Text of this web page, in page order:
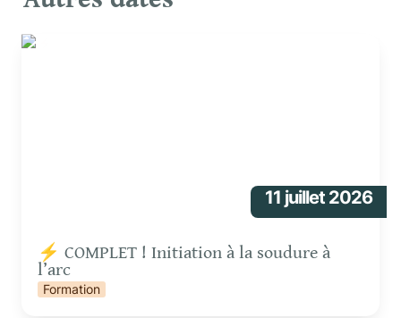
⚡ COMPLET ! Initiation à la soudure à l’arc
⚡ COMPLET ! Initiation à la soudure à
l’arc
11 juillet 2026
Formation